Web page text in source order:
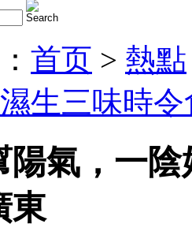
首页 > 熱點
生三味時
陽氣，一
東